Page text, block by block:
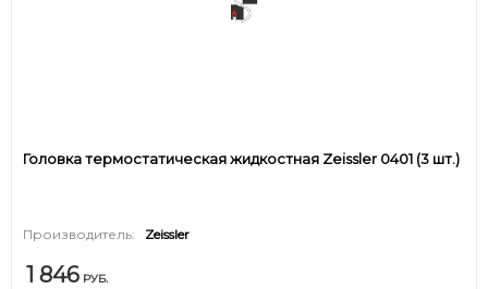
Головка термостатическая жидкостная Zeissler 0401 (3 шт.)
Производитель: Zeissler
1 846 РУБ.